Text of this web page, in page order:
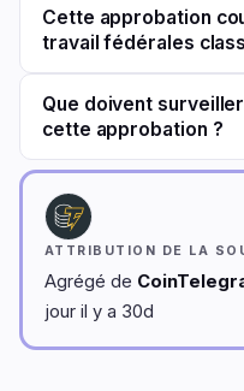
Cette approbation
travail fédérales
Que doivent
cette approbation ?
ATTRIBUTION DE LA
Agrégé de
jour il y a 30d